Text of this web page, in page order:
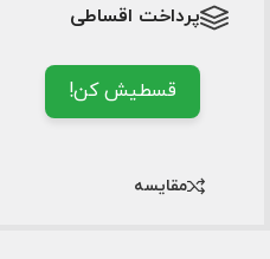
پرداخت اقساطی
قسطیش کن!
مقایسه